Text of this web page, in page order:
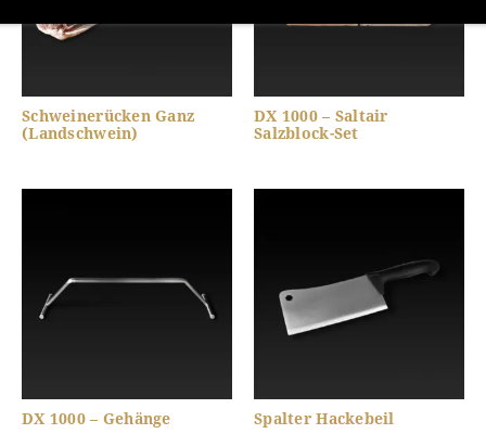
Schweinerücken Ganz
(Landschwein)
DX 1000 – Saltair
Salzblock-Set
DX 1000 – Gehänge Spalter Hackebeil